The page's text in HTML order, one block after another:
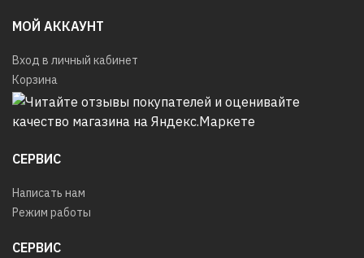
МОЙ АККАУНТ
Вход в личный кабинет
Корзина
СЕРВИС
Написать нам
Режим работы
СЕРВИС